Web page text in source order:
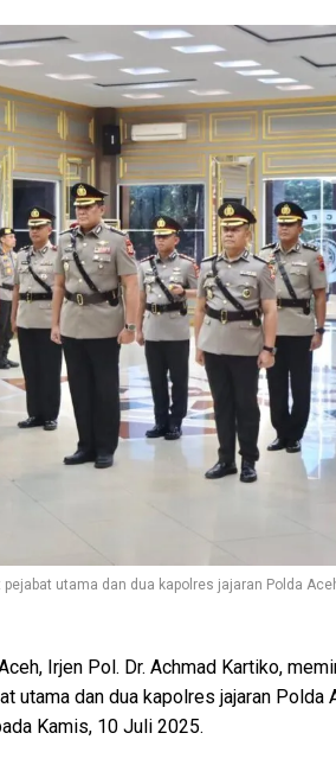
utama dan dua kapolres jajaran Polda
Irjen Pol. Dr. Achmad Kartiko,
utama dan dua kapolres jajaran Polda
Kamis, 10 Juli 2025.